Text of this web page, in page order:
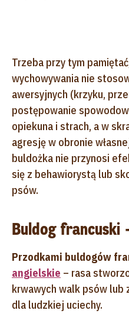
Trzeba przy tym
wychowywania nie
awersyjnych (krzyku,
postępowanie
opiekuna i strach, a w
agresję w obronie
buldożka nie przynosi
się z behawiorystą lub
psów.
Buldog francuski
Przodkami buldogów
angielskie – rasa
krwawych walk psów lub
dla ludzkiej uciechy.